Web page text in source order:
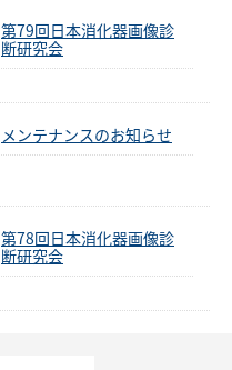
第79回日本消化器画像診
断研究会
メンテナンスのお知らせ
第78回日本消化器画像診
断研究会